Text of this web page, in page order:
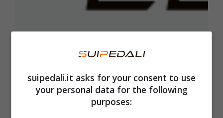
tutti: clamorosa scelta
Pogacar spiazza i
tifosi, decisione
suipedali.it asks for your consent to use
your personal data for the following
purposes: